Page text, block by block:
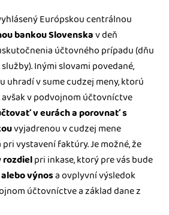
Európskou centrálnou
bankou Slovenskav deň
účtovného prípadu (dňu
Inými slovami povedané,
v sume cudzej meny, ktorú
v podvojnom účtovníctve
v eurách a porovnať s
vyjadrenou v cudzej mene
vystavení faktúry. Je možné, že
rozdielpri inkase, ktorý pre vás bude
výnosa ovplyvní výsledok
účtovníctve a základ dane z